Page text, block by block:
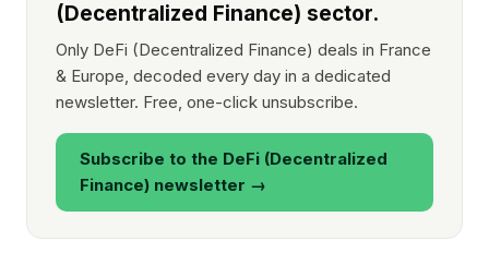
(Decentralized Finance) sector.
Only DeFi (Decentralized Finance) deals in France
& Europe, decoded every day in a dedicated
newsletter. Free, one-click unsubscribe.
Subscribe to the DeFi (Decentralized
Finance) newsletter →